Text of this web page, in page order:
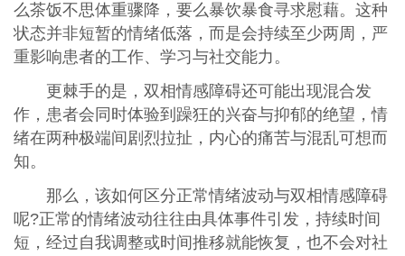
么茶饭不思体重骤降，要么暴饮暴食寻求慰藉。这种
状态并非短暂的情绪低落，而是会持续至少两周，严
重影响患者的工作、学习与社交能力。
更棘手的是，双相情感障碍还可能出现混合发
作，患者会同时体验到躁狂的兴奋与抑郁的绝望，情
绪在两种极端间剧烈拉扯，内心的痛苦与混乱可想而
知。
那么，该如何区分正常情绪波动与双相情感障碍
呢?正常的情绪波动往往由具体事件引发，持续时间
短，经过自我调整或时间推移就能恢复，也不会对社